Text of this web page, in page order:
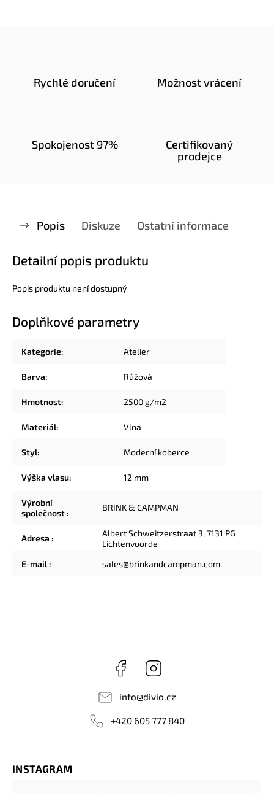
Rychlé doručení Možnost vrácení
Spokojenost 97%
Certifikovaný
prodejce
Popis Diskuze Ostatní informace
Detailní popis produktu
Popis produktu není dostupný
Doplňkové parametry
Kategorie: Atelier
Barva: Růžová
Hmotnost: 2500 g/m2
Materiál: Vlna
Styl: Moderní koberce
Výška vlasu: 12 mm
Výrobní
společnost:
BRINK & CAMPMAN
Adresa :
Albert Schweitzerstraat 3, 7131 PG
Lichtenvoorde
E-mail: sales@brinkandcampman.com
Facebook
info@divio.cz
+420 605 777 840
INSTAGRAM